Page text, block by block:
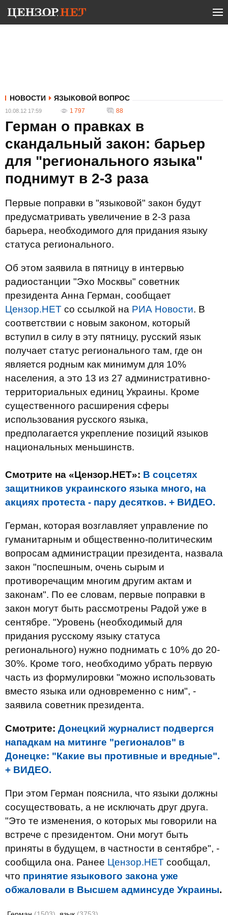
НОВОСТИ ЯЗЫКОВОЙ ВОПРОС
10.08.12 17:59 1 797 88
Герман о правках в
скандальный закон: барьер
для "регионального языка"
поднимут в 2-3 раза
Первые поправки в "языковой" закон будут
предусматривать увеличение в 2-3 раза
барьера, необходимого для придания языку
статуса регионального.
Об этом заявила в пятницу в интервью
радиостанции "Эхо Москвы" советник
президента Анна Герман, сообщает
Цензор.НЕТ со ссылкой на РИА Новости. В
соответствии с новым законом, который
вступил в силу в эту пятницу, русский язык
получает статус регионального там, где он
является родным как минимум для 10%
населения, а это 13 из 27 административно-
территориальных единиц Украины. Кроме
существенного расширения сферы
использования русского языка,
предполагается укрепление позиций языков
национальных меньшинств.
Смотрите на «Цензор.НЕТ»: В соцсетях
защитников украинского языка много, на
акциях протеста - пару десятков. + ВИДЕО.
Герман, которая возглавляет управление по
гуманитарным и общественно-политическим
вопросам администрации президента, назвала
закон "поспешным, очень сырым и
противоречащим многим другим актам и
законам". По ее словам, первые поправки в
закон могут быть рассмотрены Радой уже в
сентябре. "Уровень (необходимый для
придания русскому языку статуса
регионального) нужно поднимать с 10% до 20-
30%. Кроме того, необходимо убрать первую
часть из формулировки "можно использовать
вместо языка или одновременно с ним", -
заявила советник президента.
Смотрите: Донецкий журналист подвергся
нападкам на митинге "регионалов" в
Донецке: "Какие вы противные и вредные".
+ ВИДЕО.
При этом Герман пояснила, что языки должны
сосуществовать, а не исключать друг друга.
"Это те изменения, о которых мы говорили на
встрече с президентом. Они могут быть
приняты в будущем, в частности в сентябре", -
сообщила она. Ранее Цензор.НЕТ сообщал,
что принятие языкового закона уже
обжаловали в Высшем админсуде Украины.